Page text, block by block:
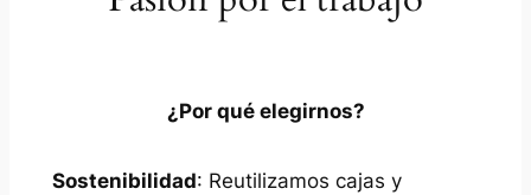
¿Por qué elegirnos?
Sostenibilidad: Reutilizamos cajas y